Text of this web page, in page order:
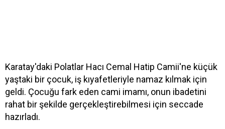
Karatay'daki Polatlar Hacı Cemal Hatip Camii'ne küçük
yaştaki bir çocuk, iş kıyafetleriyle namaz kılmak için
geldi. Çocuğu fark eden cami imamı, onun ibadetini
rahat bir şekilde gerçekleştirebilmesi için seccade
hazırladı.